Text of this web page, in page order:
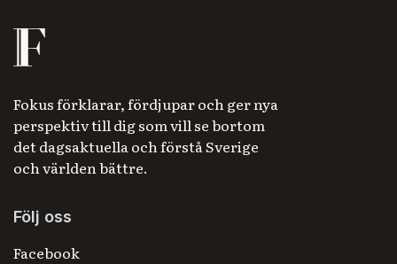
Fokus förklarar, fördjupar och ger nya
perspektiv till dig som vill se bortom
det dagsaktuella och förstå Sverige
och världen bättre.
Följ oss
Facebook